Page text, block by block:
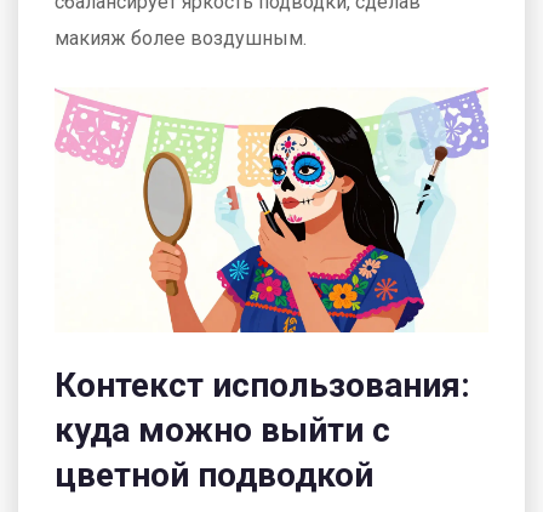
макияж более воздушным.
Контекст использования:
куда можно выйти с
цветной подводкой